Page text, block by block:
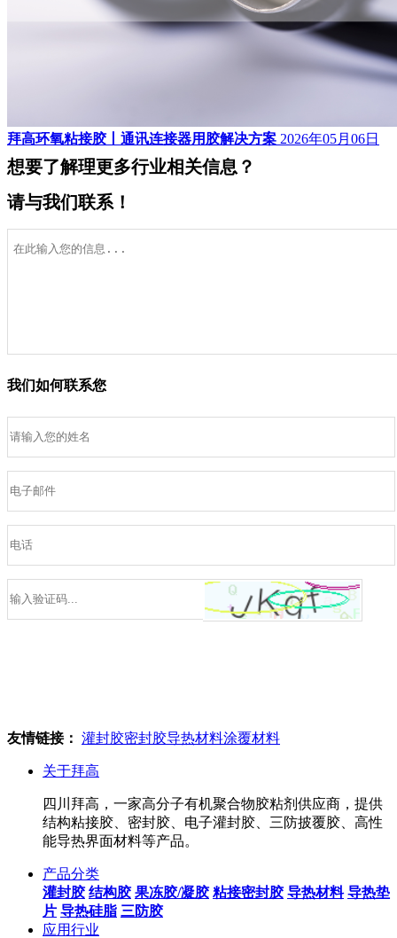
拜高环氧粘接胶丨通讯连接器用胶解决方案 2026年05月06日
想要了解理更多行业相关信息？
请与我们联系！
我们如何联系您
友情链接： 灌封胶密封胶导热材料涂覆材料
关于拜高
四川拜高，一家高分子有机聚合物胶粘剂供应商，提供
结构粘接胶、密封胶、电子灌封胶、三防披覆胶、高性
能导热界面材料等产品。
产品分类
灌封胶 结构胶 果冻胶/凝胶 粘接密封胶 导热材料 导热垫
片 导热硅脂 三防胶
应用行业